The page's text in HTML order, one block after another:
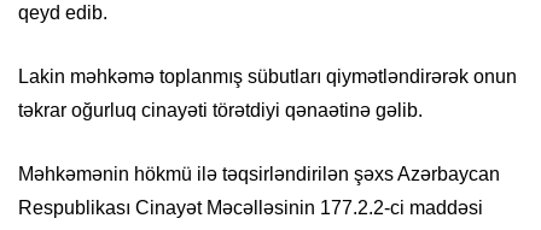
qeyd edib.
Lakin məhkəmə toplanmış sübutları qiymətləndirərək onun
təkrar oğurluq cinayəti törətdiyi qənaətinə gəlib.
Məhkəmənin hökmü ilə təqsirləndirilən şəxs Azərbaycan
Respublikası Cinayət Məcəlləsinin 177.2.2-ci maddəsi